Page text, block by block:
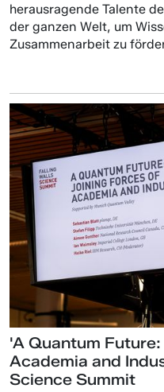
herausragende Talente
der ganzen Welt, um
Zusammenarbeit zu
'A Quantum
Academia and
Science Summit